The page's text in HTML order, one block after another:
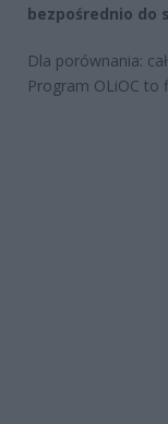
bezpośrednio do
Dla porównania:
Program OLiOC to